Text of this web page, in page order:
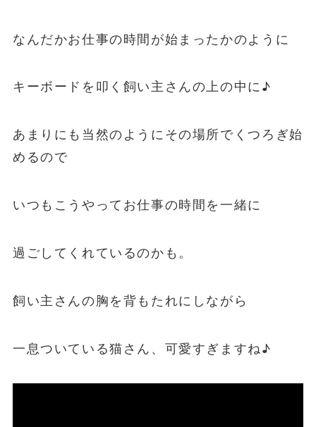
なんだかお仕事の時間が始まったかのように
キーボードを叩く飼い主さんの上の中に♪
あまりにも当然のようにその場所でくつろぎ始
めるので
いつもこうやってお仕事の時間を一緒に
過ごしてくれているのかも。
飼い主さんの胸を背もたれにしながら
一息ついている猫さん、可愛すぎますね♪